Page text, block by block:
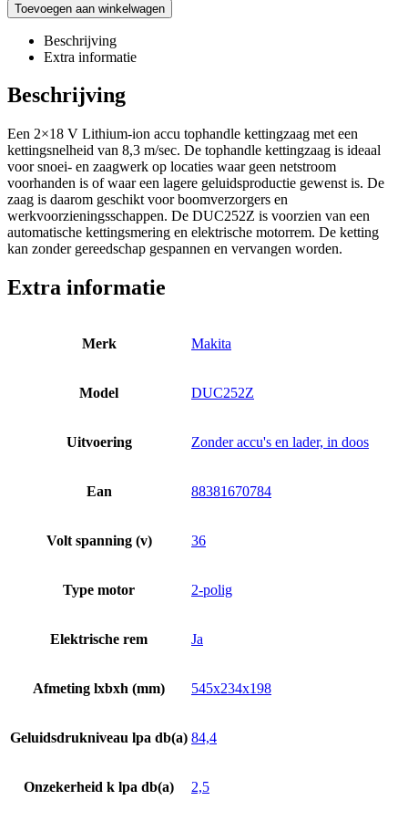
Toevoegen aan winkelwagen
Beschrijving
Extra informatie
Beschrijving
Een 2×18 V Lithium-ion accu tophandle kettingzaag met een
kettingsnelheid van 8,3 m/sec. De tophandle kettingzaag is ideaal
voor snoei- en zaagwerk op locaties waar geen netstroom
voorhanden is of waar een lagere geluidsproductie gewenst is. De
zaag is daarom geschikt voor boomverzorgers en
werkvoorzieningsschappen. De DUC252Z is voorzien van een
automatische kettingsmering en elektrische motorrem. De ketting
kan zonder gereedschap gespannen en vervangen worden.
Extra informatie
Merk Makita
Model DUC252Z
Uitvoering Zonder accu's en lader, in doos
Ean 88381670784
Volt spanning (v) 36
Type motor 2-polig
Elektrische rem Ja
Afmeting lxbxh (mm) 545x234x198
Geluidsdrukniveau lpa db(a) 84,4
Onzekerheid k lpa db(a) 2,5